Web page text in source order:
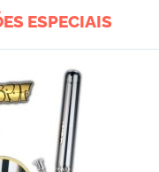
ESPECIAIS